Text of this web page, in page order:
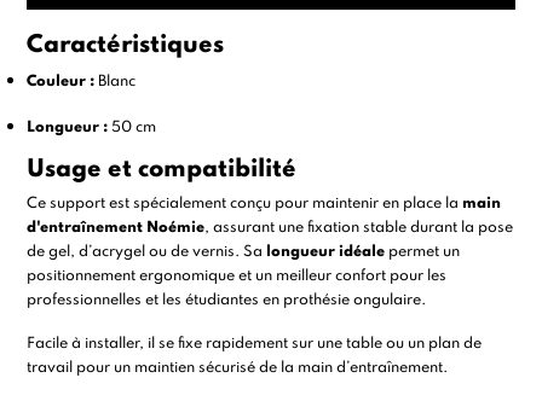
Caractéristiques
Couleur : Blanc
Longueur : 50 cm
Usage et compatibilité
Ce support est spécialement conçu pour maintenir en place la main
d'entraînement Noémie, assurant une fixation stable durant la pose
de gel, d’acrygel ou de vernis. Sa
longueur idéale permet un
positionnement ergonomique et un meilleur confort pour les
professionnelles et les étudiantes en prothésie ongulaire.
Facile à installer, il se fixe rapidement sur une table ou un plan de
travail pour un maintien sécurisé de la main d’entraînement.